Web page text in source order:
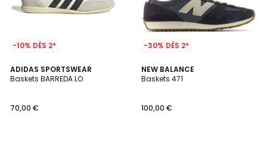
-10% DÈS 2*
ADIDAS SPORTSWEAR
Baskets BARREDA LO
70,00 €
5
/
2
Couleurs
-30% DÈS 2*
NEW BALANCE
Baskets 471
100,00 €
4,2
/ 5